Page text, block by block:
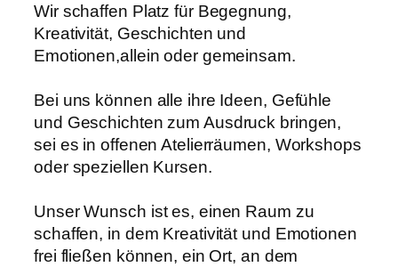
Wir schaffen Platz für Begegnung,
Kreativität, Geschichten und
Emotionen,allein oder gemeinsam.
Bei uns können alle ihre Ideen, Gefühle
und Geschichten zum Ausdruck bringen,
sei es in offenen Atelierräumen, Workshops
oder speziellen Kursen.
Unser Wunsch ist es, einen Raum zu
schaffen, in dem Kreativität und Emotionen
frei fließen können, ein Ort, an dem